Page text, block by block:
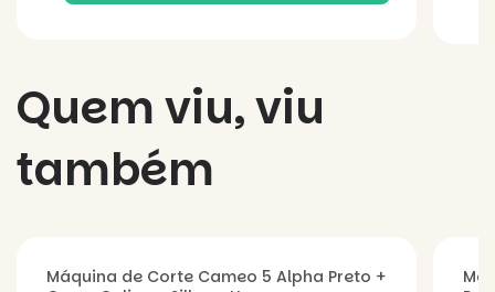
Quem viu, viu
também
Máquina de Corte Cameo 5 Alpha Preto +